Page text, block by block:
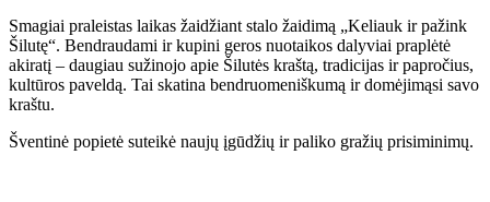
Smagiai praleistas laikas žaidžiant stalo žaidimą „Keliauk ir pažink
Šilutę“. Bendraudami ir kupini geros nuotaikos dalyviai praplėtė
akiratį – daugiau sužinojo apie Šilutės kraštą, tradicijas ir papročius,
kultūros paveldą. Tai skatina bendruomeniškumą ir domėjimąsi savo
kraštu.
Šventinė popietė suteikė naujų įgūdžių ir paliko gražių prisiminimų.